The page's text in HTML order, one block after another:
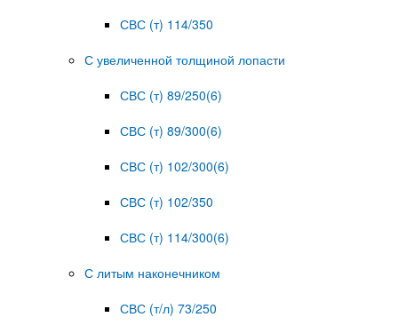
СВС (т) 114/350
С увеличенной толщиной лопасти
СВС (т) 89/250(6)
СВС (т) 89/300(6)
СВС (т) 102/300(6)
СВС (т) 102/350
СВС (т) 114/300(6)
С литым наконечником
СВС (т/л) 73/250